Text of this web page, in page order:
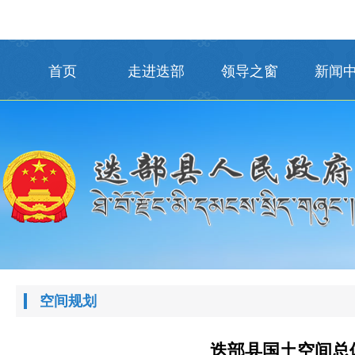
首页 走进迭部 领导之窗 新闻
空间规划
迭部县国土空间总